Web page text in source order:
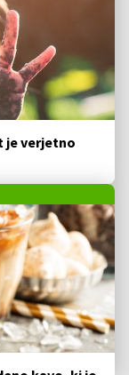
je verjetno